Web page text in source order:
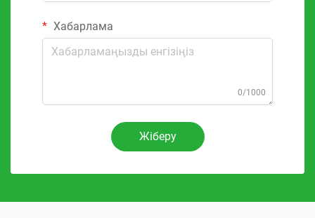
Хабарлама
0/1000
Жіберу